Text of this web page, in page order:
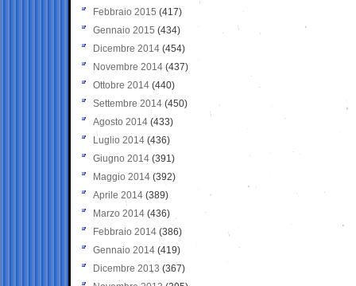
Febbraio 2015 (417)
Gennaio 2015 (434)
Dicembre 2014 (454)
Novembre 2014 (437)
Ottobre 2014 (440)
Settembre 2014 (450)
Agosto 2014 (433)
Luglio 2014 (436)
Giugno 2014 (391)
Maggio 2014 (392)
Aprile 2014 (389)
Marzo 2014 (436)
Febbraio 2014 (386)
Gennaio 2014 (419)
Dicembre 2013 (367)